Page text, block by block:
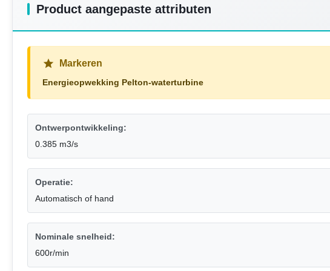
Product aangepaste attributen
Markeren
Energieopwekking Pelton-waterturbine
Ontwerpontwikkeling:
0.385 m3/s
Operatie:
Automatisch of hand
Nominale snelheid:
600r/min